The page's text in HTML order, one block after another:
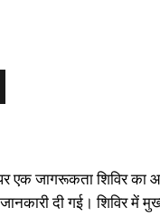
पर एक जागरूकता शिविर
जानकारी दी गई। शिविर